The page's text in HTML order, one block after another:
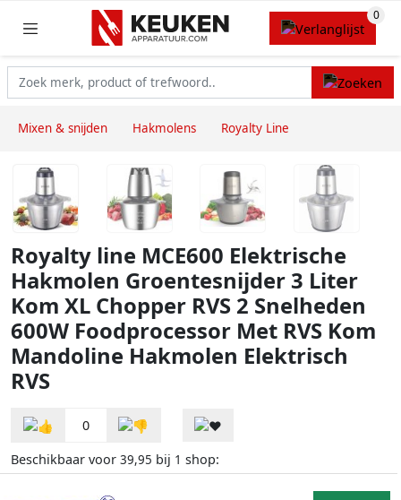
Mixen & snijden Hakmolens Royalty Line
Royalty line MCE600 Elektrische
Hakmolen Groentesnijder 3 Liter
Kom XL Chopper RVS 2 Snelheden
600W Foodprocessor Met RVS Kom
Mandoline Hakmolen Elektrisch
RVS
0
Beschikbaar voor 39,95 bij 1 shop: